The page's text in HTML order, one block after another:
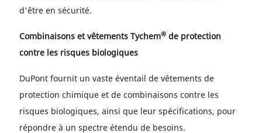
d'être en sécurité.
Combinaisons et vêtements Tychem® de protection
contre les risques biologiques
DuPont fournit un vaste éventail de vêtements de
protection chimique et de combinaisons contre les
risques biologiques, ainsi que leur spécifications, pour
répondre à un spectre étendu de besoins.